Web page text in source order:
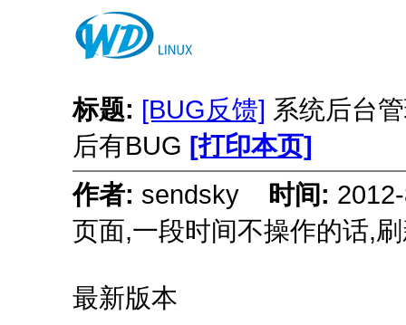
标题: [BUG反馈] 系统后台
后有BUG [打印本页]
作者: sendsky 时间:
页面,一段时间不操作的话,
最新版本